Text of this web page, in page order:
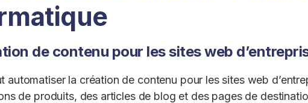
de contenu pour les sites web
automatiser la création de contenu pour les sites web
de produits, des articles de blog et des pages de